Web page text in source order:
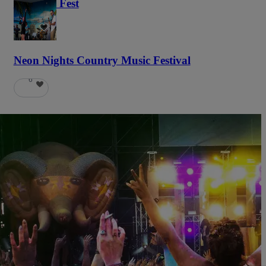
Haunted Fest
58
Neon Nights Country Music Festival
6